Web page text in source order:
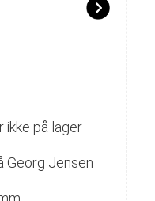
ikke på lager
Georg Jensen